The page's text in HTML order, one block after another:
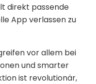
direkt passende
App verlassen zu
vor allem bei
und smarter
ist revolutionär,